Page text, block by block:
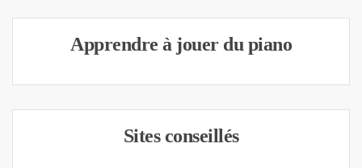
Apprendre à jouer du piano
Sites conseillés